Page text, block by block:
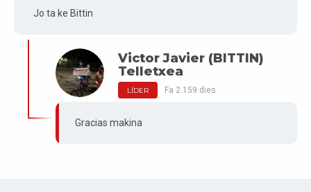
Jo ta ke Bittin
Victor Javier (BITTIN)
Telletxea
LÍDER Fa 2.159 dies
Gracias makina